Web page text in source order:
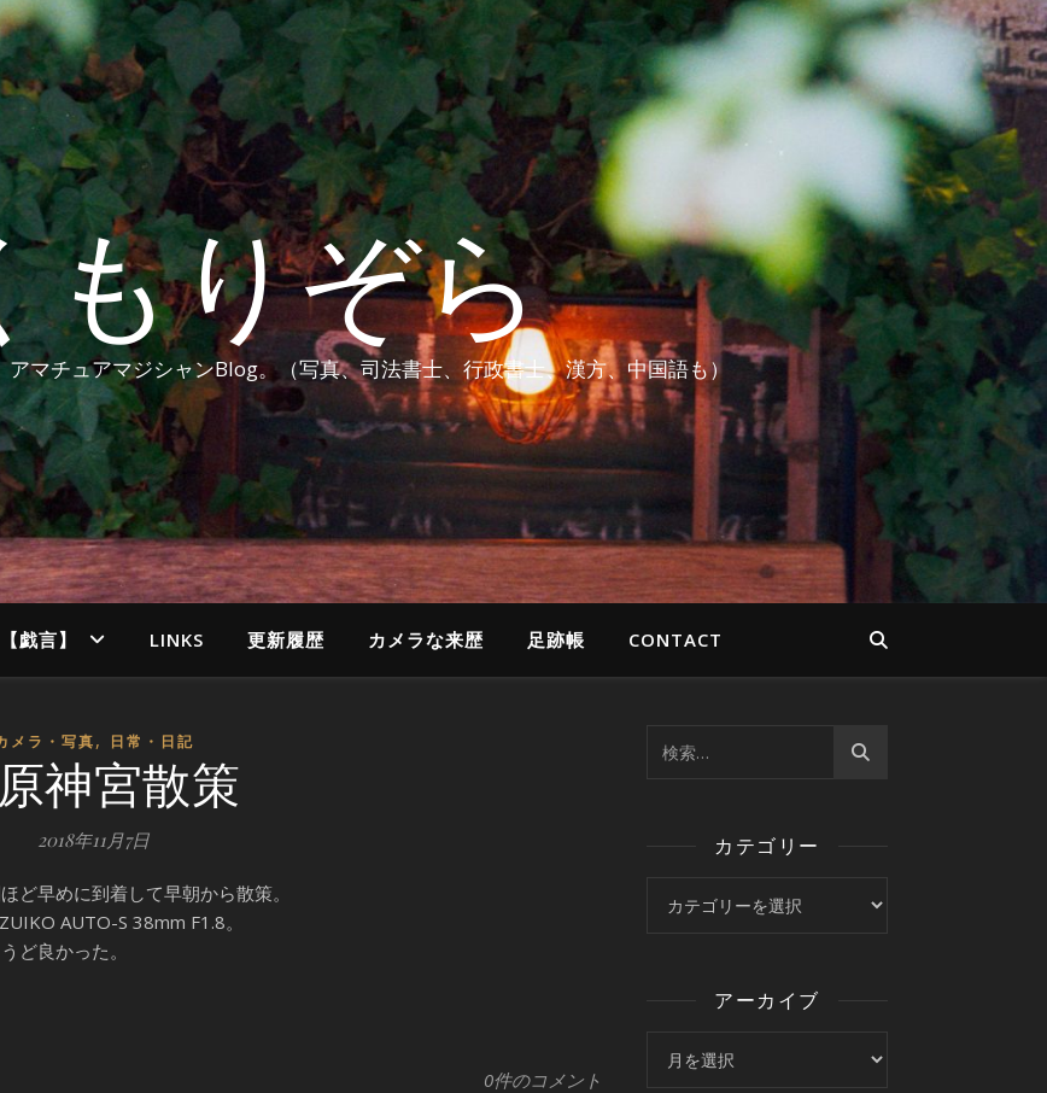
もりぞら
マチュアマジシャンBlog。（写真、司法書士、行政書士、漢方、中国語も）
【戯言】 LINKS 更新履歴 カメラな来歴 足跡帳 CONTACT
メラ・写真, 日常・日記
神宮散策
2018年11月7日
ど早めに到着して早朝から散策。
AUTO-S 38mm F1.8。
ど良かった。
0件のコメント
カテゴリー
アーカイブ